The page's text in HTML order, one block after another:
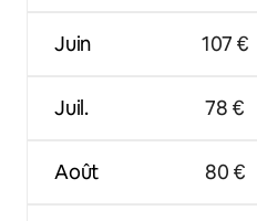
Juin
Juil.
Août
107 €
78 €
80 €